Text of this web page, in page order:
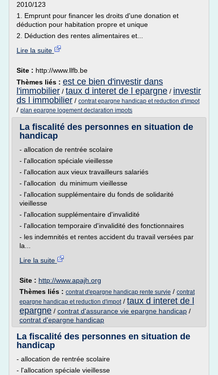
2010/123
1. Emprunt pour financer les droits d'une donation et
déduction pour habitation propre et unique
2. Déduction des rentes alimentaires et...
Lire la suite
Site : http://www.llfb.be
Thèmes liés : est ce bien d'investir dans
l'immobilier / taux d interet de l epargne / investir
ds l immobilier / contrat epargne handicap et reduction d'impot
/ plan epargne logement declaration impots
La fiscalité des personnes en situation de
handicap
- allocation de rentrée scolaire
- l'allocation spéciale vieillesse
- l'allocation aux vieux travailleurs salariés
- l'allocation du minimum vieillesse
- l'allocation supplémentaire du fonds de solidarité
vieillesse
- l'allocation supplémentaire d'invalidité
- l'allocation temporaire d'invalidité des fonctionnaires
- les indemnités et rentes accident du travail versées par
la...
Lire la suite
Site : http://www.apajh.org
Thèmes liés : contrat d'epargne handicap rente survie / contrat
epargne handicap et reduction d'impot/ taux d interet de l
epargne / contrat d'assurance vie epargne handicap /
contrat d'epargne handicap
La fiscalité des personnes en situation de
handicap
- allocation de rentrée scolaire
- l'allocation spéciale vieillesse